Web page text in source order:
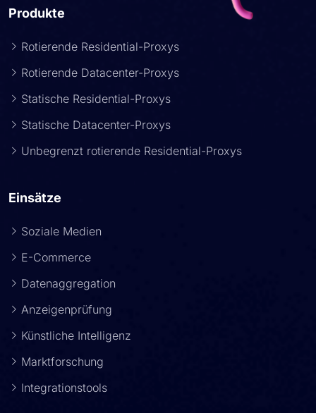
Produkte
Rotierende Residential-Proxys
Rotierende Datacenter-Proxys
Statische Residential-Proxys
Statische Datacenter-Proxys
Unbegrenzt rotierende Residential-Proxys
Einsätze
Soziale Medien
E-Commerce
Datenaggregation
Anzeigenprüfung
Künstliche Intelligenz
Marktforschung
Integrationstools